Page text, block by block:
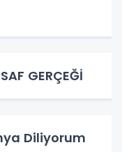
GERÇEĞİ
Diliyorum